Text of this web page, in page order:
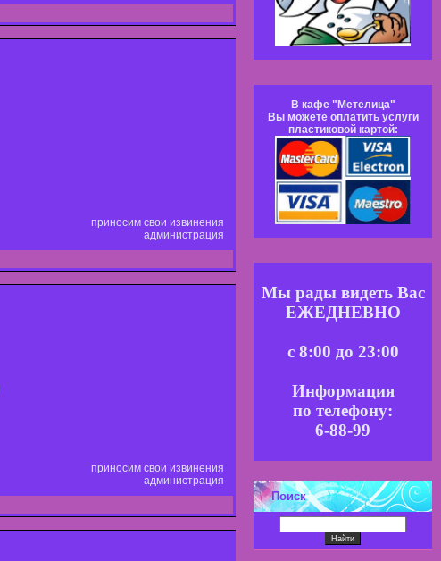
приносим свои извинения
администрация
приносим свои извинения
администрация
В кафе "Метелица"
Вы можете оплатить услуги
пластиковой картой:
Мы рады видеть Вас
ЕЖЕДНЕВНО
с 8:00 до 23:00
Информация
по телефону:
6-88-99
Поиск